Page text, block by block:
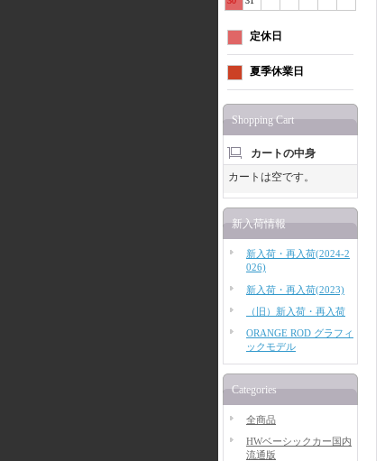
定休日
夏季休業日
Shopping Cart
カートの中身
カートは空です。
新入荷情報
新入荷・再入荷(2024-2
026)
新入荷・再入荷(2023)
（旧）新入荷・再入荷
ORANGE ROD グラフィ
ックモデル
Categories
全商品
HWベーシックカー国内
流通版